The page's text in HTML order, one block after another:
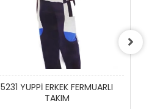
5231 YUPPİ ERKEK FERMUARLI
TAKIM